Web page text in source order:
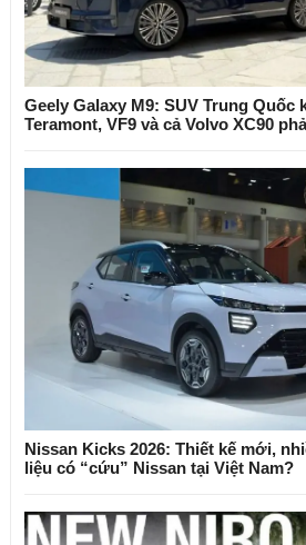
Geely Galaxy M9: SUV Trung Quốc
Teramont, VF9 và cả Volvo XC90
Nissan Kicks 2026: Thiết kế mới,
liệu có “cứu” Nissan tại Việt Nam?